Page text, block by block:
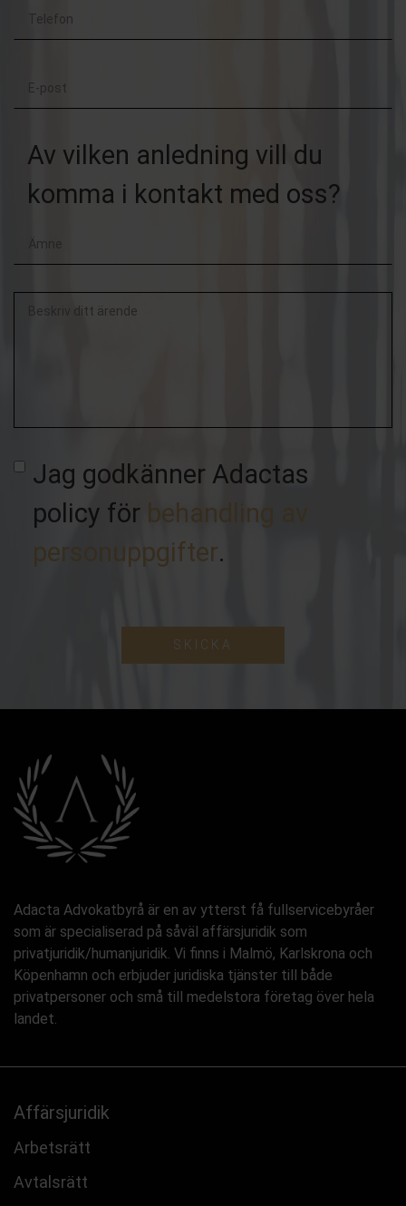
Efternamn
Telefon
E-
Av vilken anledning vill du
komma i kontakt med oss?
Beskriv
Jag godkänner Adactas
policy för behandling av
personuppgifter.
SKICKA
Adacta Advokatbyrå är en av ytterst få fullservicebyråer
som är specialiserad på såväl affärsjuridik som
privatjuridik/humanjuridik. Vi finns i Malmö, Karlskrona och
Köpenhamn och erbjuder juridiska tjänster till både
privatpersoner och små till medelstora företag över hela
landet.
Affärsjuridik
Arbetsrätt
Avtalsrätt